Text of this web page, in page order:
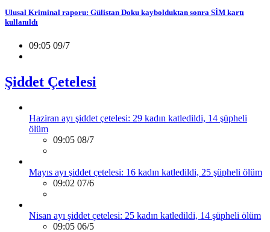
Ulusal Kriminal raporu: Gülistan Doku kaybolduktan sonra SİM kartı
kullanıldı
09:05 09/7
Şiddet Çetelesi
Haziran ayı şiddet çetelesi: 29 kadın katledildi, 14 şüpheli
ölüm
09:05 08/7
Mayıs ayı şiddet çetelesi: 16 kadın katledildi, 25 şüpheli ölüm
09:02 07/6
Nisan ayı şiddet çetelesi: 25 kadın katledildi, 14 şüpheli ölüm
09:05 06/5